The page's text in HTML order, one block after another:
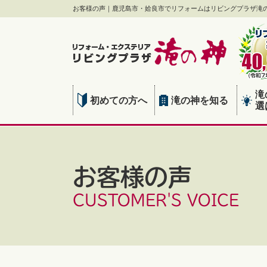
お客様の声｜鹿児島市・姶良市でリフォームはリビングプラザ滝
初めての方へ 滝の神を知る
滝
選
お客様の声
CUSTOMER'S VOICE